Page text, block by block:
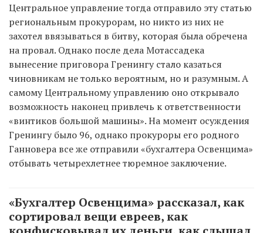
Центральное управление тогда отправило эту статью
региональным прокурорам, но никто из них не
захотел ввязываться в битву, которая была обречена
на провал. Однако после дела Мотассадека
вынесение приговора Гренингу стало казаться
чиновникам не только вероятным, но и разумным. А
самому Центральному управлению оно открывало
возможность наконец привлечь к ответственности
«винтиков большой машины». На момент осуждения
Гренингу было 96, однако прокуроры его родного
Ганновера все же отправили «бухгалтера Освенцима»
отбывать четырехлетнее тюремное заключение.
«Бухгалтер Освенцима» рассказал, как
сортировал вещи евреев, как